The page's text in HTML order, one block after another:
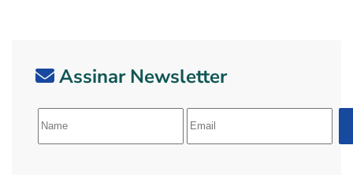
Assinar Newsletter